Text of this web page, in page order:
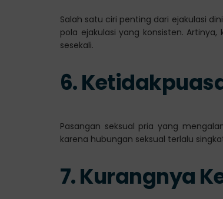
Salah satu ciri penting dari ejakulasi
pola ejakulasi yang konsisten.
sesekali.
6.
Pasangan seksual pria yang
karena hubungan seksual terlalu
7. Kurangnya